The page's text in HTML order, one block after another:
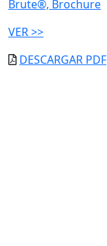
Brute®, Brochure
VER >>
DESCARGAR PDF